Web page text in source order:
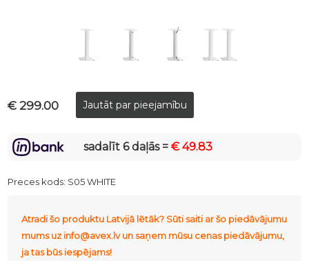
€ 299.00
sadalīt 6 daļās =€ 49.83
Preces kods: S05 WHITE
Atradi šo produktu Latvijā lētāk? Sūti saiti ar šo piedāvājumu
mums uz info@avex.lv un saņem mūsu cenas piedāvājumu,
ja tas būs iespējams!